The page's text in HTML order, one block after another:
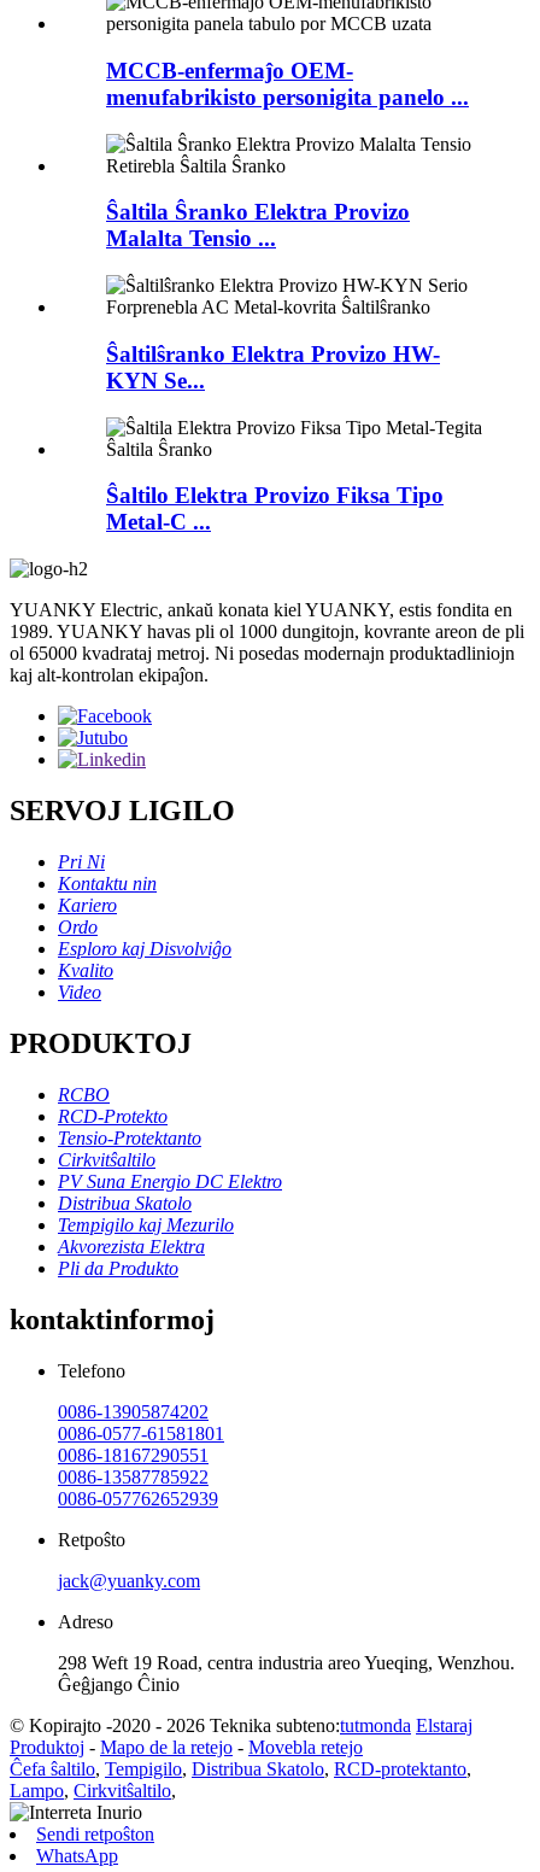
MCCB-enfermaĵo OEM-
menufabrikisto personigita panelo ...
Ŝaltila Ŝranko Elektra Provizo
Malalta Tensio ...
Ŝaltilŝranko Elektra Provizo HW-
KYN Se...
Ŝaltilo Elektra Provizo Fiksa Tipo
Metal-C ...
YUANKY Electric, ankaŭ konata kiel YUANKY, estis fondita en
1989. YUANKY havas pli ol 1000 dungitojn, kovrante areon de pli
ol 65000 kvadrataj metroj. Ni posedas modernajn produktadliniojn
kaj alt-kontrolan ekipaĵon.
SERVOJ LIGILO
Pri Ni
Kontaktu nin
Kariero
Ordo
Esploro kaj Disvolviĝo
Kvalito
Video
PRODUKTOJ
RCBO
RCD-Protekto
Tensio-Protektanto
Cirkvitŝaltilo
PV Suna Energio DC Elektro
Distribua Skatolo
Tempigilo kaj Mezurilo
Akvorezista Elektra
Pli da Produkto
kontaktinformoj
Telefono
0086-13905874202
0086-0577-61581801
0086-18167290551
0086-13587785922
0086-057762652939
Retpoŝto
jack@yuanky.com
Adreso
298 Weft 19 Road, centra industria areo Yueqing, Wenzhou.
Ĝeĝjango Ĉinio
© Kopirajto -2020 - 2026 Teknika subteno:tutmonda Elstaraj
Produktoj - Mapo de la retejo - Movebla retejo
Ĉefa ŝaltilo, Tempigilo, Distribua Skatolo, RCD-protektanto,
Lampo, Cirkvitŝaltilo,
Sendi retpoŝton
WhatsApp